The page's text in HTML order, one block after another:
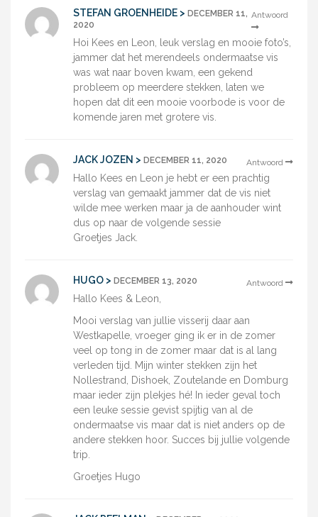
STEFAN GROENHEIDE > DECEMBER 11,
2020
Antwoord
Hoi Kees en Leon, leuk verslag en mooie foto’s,
jammer dat het merendeels ondermaatse vis
was wat naar boven kwam, een gekend
probleem op meerdere stekken, laten we
hopen dat dit een mooie voorbode is voor de
komende jaren met grotere vis.
JACK JOZEN > DECEMBER 11, 2020 Antwoord
Hallo Kees en Leon je hebt er een prachtig
verslag van gemaakt jammer dat de vis niet
wilde mee werken maar ja de aanhouder wint
dus op naar de volgende sessie
Groetjes Jack.
HUGO > DECEMBER 13, 2020 Antwoord
Hallo Kees & Leon,
Mooi verslag van jullie visserij daar aan
Westkapelle, vroeger ging ik er in de zomer
veel op tong in de zomer maar dat is al lang
verleden tijd. Mijn winter stekken zijn het
Nollestrand, Dishoek, Zoutelande en Domburg
maar ieder zijn plekjes hé! In ieder geval toch
een leuke sessie gevist spijtig van al de
ondermaatse vis maar dat is niet anders op de
andere stekken hoor. Succes bij jullie volgende
trip.
Groetjes Hugo